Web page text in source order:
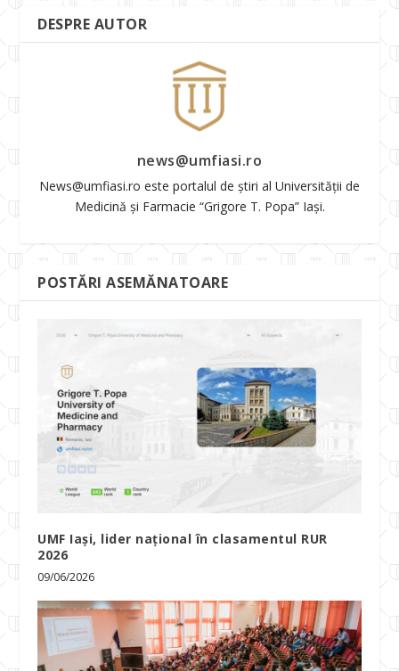
DESPRE AUTOR
news@umfiasi.ro
News@umfiasi.ro este portalul de știri al Universității de
Medicină și Farmacie “Grigore T. Popa” Iași.
POSTĂRI ASEMĂNATOARE
UMF Iași, lider național în clasamentul RUR
2026
09/06/2026